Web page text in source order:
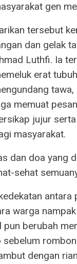
gen
tersebut
dan gelak
Luthfi. Ia
erat
memuat
jujur
masyarakat.
dan doa yang
sehat
antara
warga
berubah
dengan